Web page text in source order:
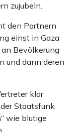
zujubeln.
den Partnern
einst in Gaza
Bevölkerung
und dann deren
klar
Staatsfunk
wie blutige